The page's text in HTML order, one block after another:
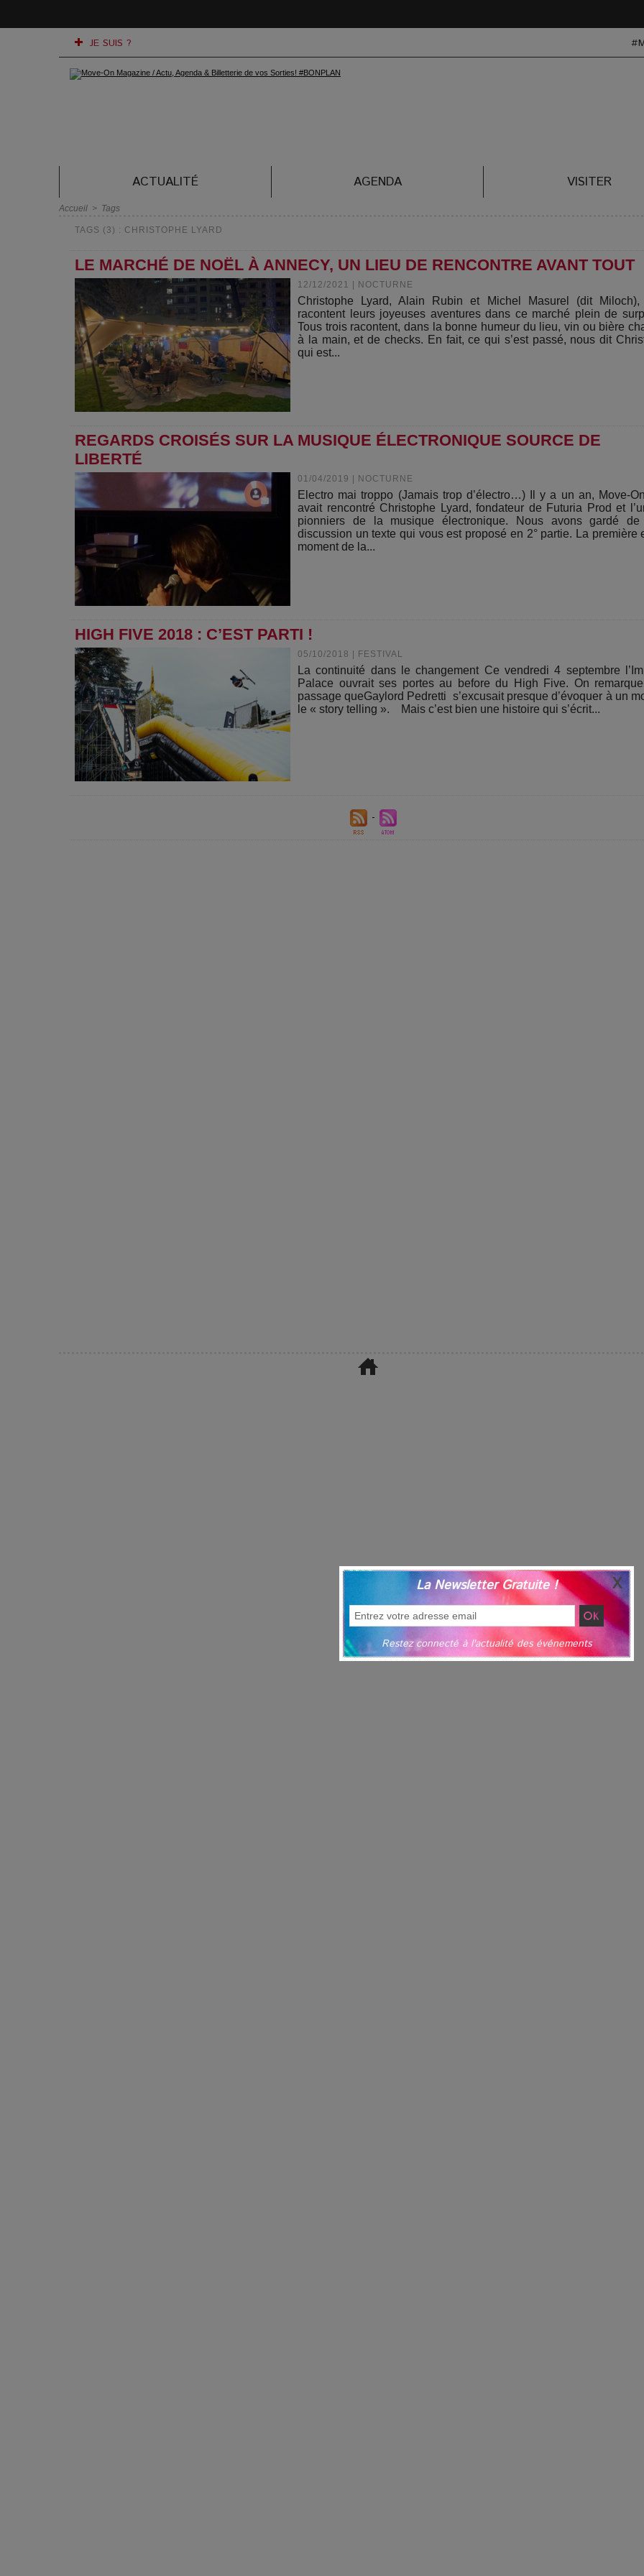
JE SUIS ?
ACTUALITÉ AGENDA VISITER
Accueil > Tags
TAGS (3) : CHRISTOPHE LYARD
LE MARCHÉ DE NOËL À ANNECY, UN LIEU DE RENCONTRE AVANT TOUT
12/12/2021 NOCTURNE
Christophe Lyard, Alain Rubin et Michel Masurel (dit Miloch),
racontent leurs joyeuses aventures dans ce marché plein de
Tous trois racontent, dans la bonne humeur du lieu, vin ou bière
à la main, et de checks. En fait, ce qui s’est passé, nous dit
qui est...
REGARDS CROISÉS SUR LA MUSIQUE ÉLECTRONIQUE SOURCE DE
LIBERTÉ
01/04/2019 NOCTURNE
Electro mai troppo (Jamais trop d’électro…) Il y a un an, Move-
avait rencontré Christophe Lyard, fondateur de Futuria Prod et
pionniers de la musique électronique. Nous avons gardé de
discussion un texte qui vous est proposé en 2° partie. La première
moment de la...
HIGH FIVE 2018 : C’EST PARTI !
05/10/2018 FESTIVAL
La continuité dans le changement Ce vendredi 4 septembre
Palace ouvrait ses portes au before du High Five. On
passage queGaylord Pedretti s’excusait presque d’évoquer à un
le « story telling ». Mais c’est bien une histoire qui s’écrit...
La Newsletter Gratuite !
Restez connecté à l'actualité des événements